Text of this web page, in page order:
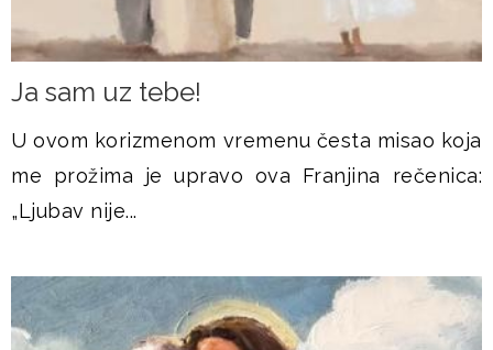
Ja sam uz tebe!
U ovom korizmenom vremenu česta misao koja
me prožima je upravo ova Franjina rečenica:
„Ljubav nije...